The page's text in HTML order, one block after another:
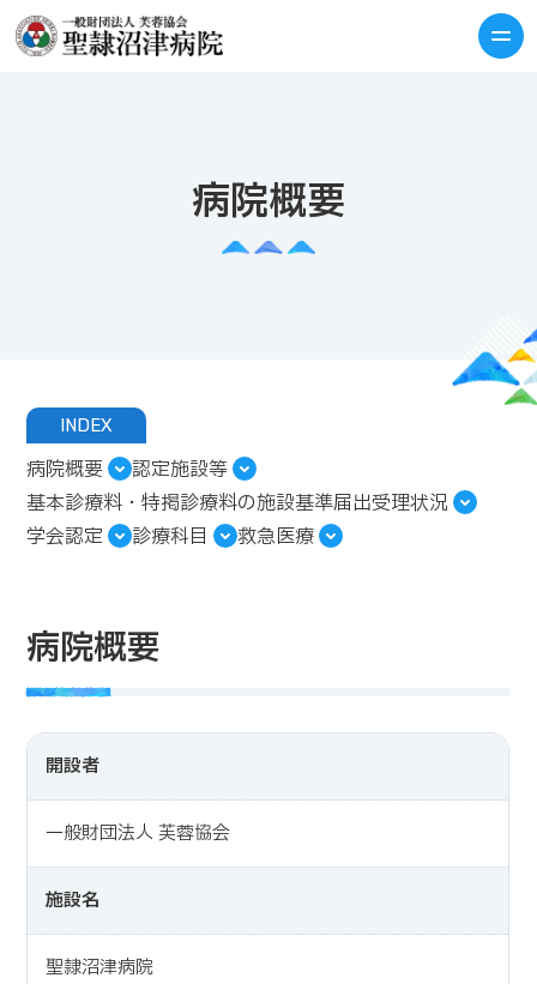
病院概要
INDEX
病院概要
認定施設等
基本診療料・特掲診療料の施設基準届出受理状況
学会認定
診療科目 救急医療
病院概要
開設者
一般財団法人 芙蓉協会
施設名
聖隷沼津病院